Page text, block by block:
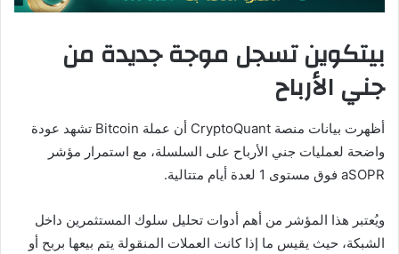
بيتكوين تسجل موجة جديدة من
جني الأرباح
أظهرت بيانات منصة CryptoQuant أن عملة Bitcoin تشهد عودة
واضحة لعمليات جني الأرباح على السلسلة، مع استمرار مؤشر
aSOPR فوق مستوى 1 لعدة أيام متتالية.
ويُعتبر هذا المؤشر من أهم أدوات تحليل سلوك المستثمرين داخل
الشبكة، حيث يقيس ما إذا كانت العملات المنقولة يتم بيعها بربح أو